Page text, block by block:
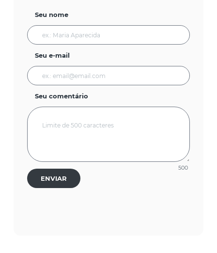
Seu nome
Seu e-mail
Seu comentário
500
ENVIAR